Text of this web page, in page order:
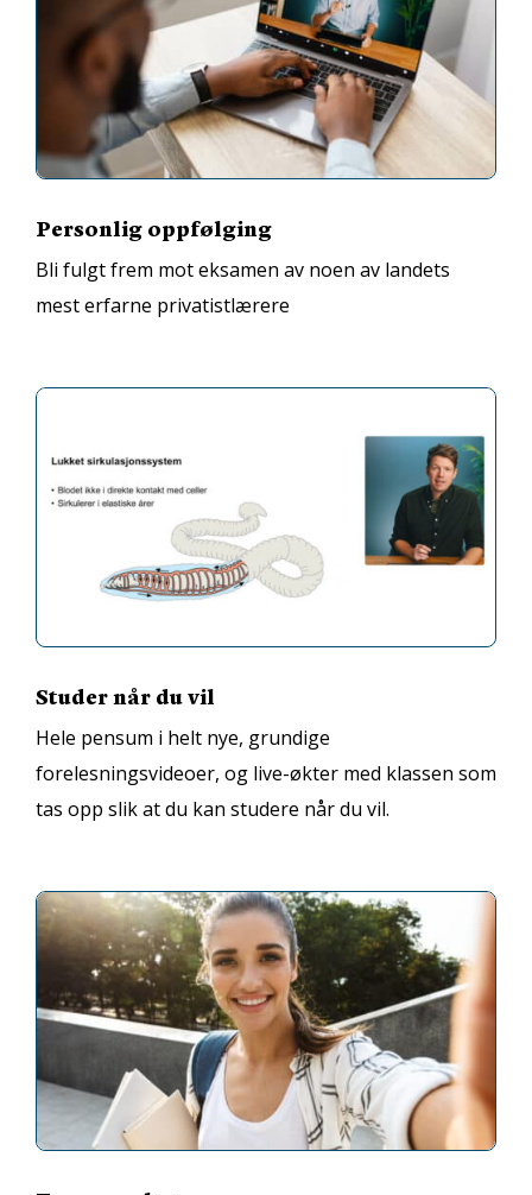
Personlig oppfølging
Bli fulgt frem mot eksamen av noen av landets
mest erfarne privatistlærere
Studer når du vil
Hele pensum i helt nye, grundige
forelesningsvideoer, og live-økter med klassen som
tas opp slik at du kan studere når du vil.